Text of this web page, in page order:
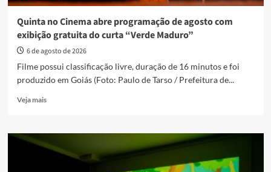
Quinta no Cinema abre programação de agosto com
exibição gratuita do curta “Verde Maduro”
6 de agosto de 2026
Filme possui classificação livre, duração de 16 minutos e foi
produzido em Goiás (Foto: Paulo de Tarso / Prefeitura de...
Veja maisRead
Quinta
no
Cinema